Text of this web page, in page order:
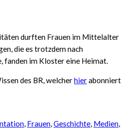
durften Frauen im Mittelalter
die es trotzdem nach
fanden im Kloster eine Heimat.
des BR, welcherhierabonniert
, Frauen, Geschichte, Medien